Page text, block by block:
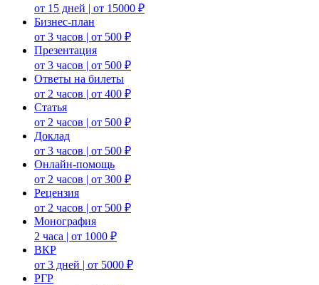
от 15 дней | от 15000 ₽
Бизнес-план
от 3 часов | от 500 ₽
Презентация
от 3 часов | от 500 ₽
Ответы на билеты
от 2 часов | от 400 ₽
Статья
от 2 часов | от 500 ₽
Доклад
от 3 часов | от 500 ₽
Онлайн-помощь
от 2 часов | от 300 ₽
Рецензия
от 2 часов | от 500 ₽
Монография
2 часа | от 1000 ₽
ВКР
от 3 дней | от 5000 ₽
РГР